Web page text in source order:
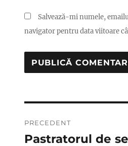
Salvează-mi numele,
navigator pentru data viitoare
în
PRECEDENT
Articolul
Pastratorul de